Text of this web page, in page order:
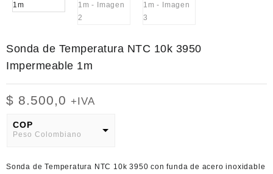
Sonda de Temperatura NTC 10k 3950
Impermeable 1m
$ 8.500,0 +IVA
COP
Peso Colombiano
American Dollar
Sonda de Temperatura NTC 10k 3950 con funda de acero inoxidable